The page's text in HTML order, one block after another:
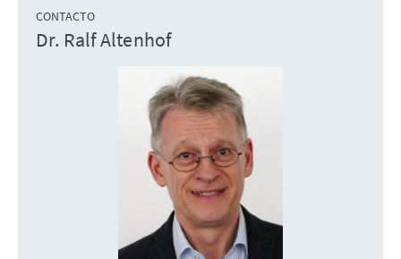
CONTACTO
Dr. Ralf Altenhof